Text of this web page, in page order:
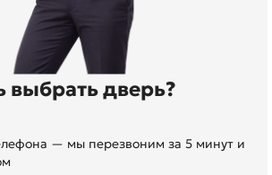
выбрать дверь?
— мы перезвоним за 5 минут и